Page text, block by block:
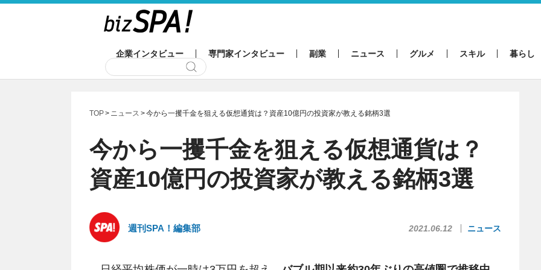
企業インタビュー 専門家インタビュー 副業 ニュース グルメ スキル 暮らし
TOP ニュース 今から一攫千金を狙える仮想通貨は？資産10億円の投資家が教える銘柄3選
今から一攫千金を狙える仮想通貨は？
資産10億円の投資家が教える銘柄3選
週刊SPA！編集部 2021.06.12 ニュース